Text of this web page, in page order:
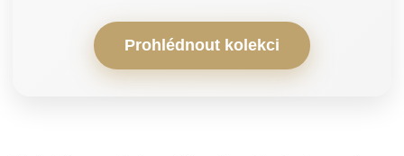
Prohlédnout kolekci